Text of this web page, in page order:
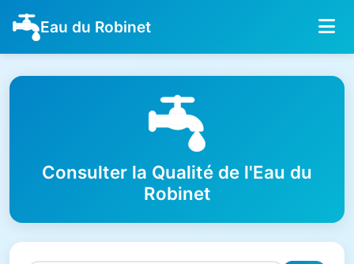
Eau du Robinet
Consulter la Qualité de l'Eau du
Robinet